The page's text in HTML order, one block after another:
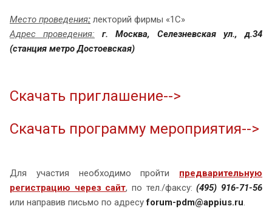
Место проведения: лекторий фирмы «1С»
Адреc проведения: г. Москва, Селезневская ул., д.34
(станция метро Достоевская)
Скачать приглашение-->
Скачать программу мероприятия-->
Для участия необходимо пройти предварительную
регистрацию через сайт, по тел./факсу:(495) 916-71-56
или направив письмо по адресу forum-pdm@appius.ru.